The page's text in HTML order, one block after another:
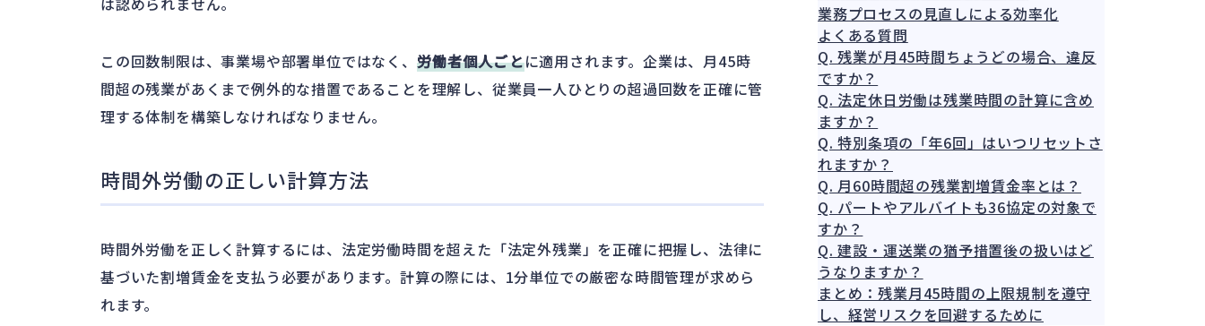
この回数制限は、事業場や部署単位ではなく、 労働者個人ごとに適用されます。企業は、月45時
間超の残業があくまで例外的な措置であることを理解し、従業員一人ひとりの超過回数を正確に管
理する体制を構築しなければなりません。
時間外労働の正しい計算方法
時間外労働を正しく計算するには、法定労働時間を超えた「法定外残業」を正確に把握し、法律に
基づいた割増賃金を支払う必要があります。計算の際には、1分単位での厳密な時間管理が求めら
れます。
業務プロセスの見直しによる効率化
よくある質問
Q. 残業が月45時間ちょうどの場合、違反
ですか？
Q. 法定休日労働は残業時間の計算に含め
ますか？
Q. 特別条項の「年6回」はいつリセットさ
れますか？
Q. 月60時間超の残業割増賃金率とは？
Q. パートやアルバイトも36協定の対象で
すか？
Q. 建設・運送業の猶予措置後の扱いはど
うなりますか？
まとめ：残業月45時間の上限規制を遵守
し、経営リスクを回避するために